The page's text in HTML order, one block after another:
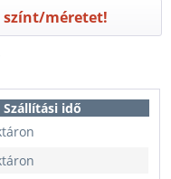
színt/méretet!
Szállítási idő